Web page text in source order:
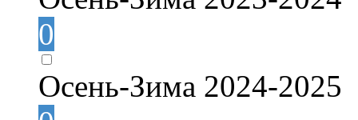
0
Осень-Зима 2024-2025